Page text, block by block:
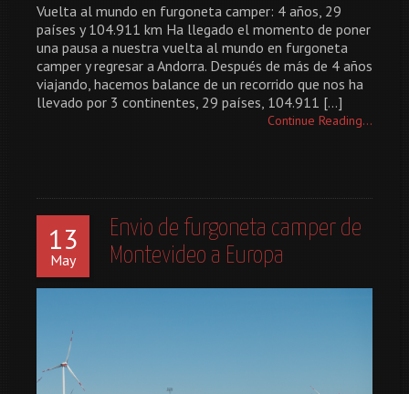
Vuelta al mundo en furgoneta camper: 4 años, 29
países y 104.911 km Ha llegado el momento de poner
una pausa a nuestra vuelta al mundo en furgoneta
camper y regresar a Andorra. Después de más de 4 años
viajando, hacemos balance de un recorrido que nos ha
llevado por 3 continentes, 29 países, 104.911 […]
Continue Reading...
13
May
Envio de furgoneta camper de
Montevideo a Europa